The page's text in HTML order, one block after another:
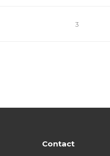
3
Contact